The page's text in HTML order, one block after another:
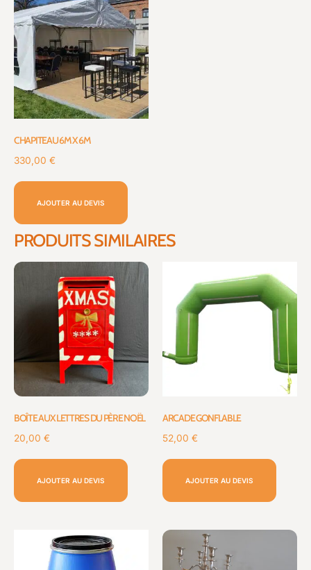
CHAPITEAU 6M X 6M
330,00 €
AJOUTER AU DEVIS
PRODUITS SIMILAIRES
BOÎTE AUX LETTRES DU PÈRE NOËL
20,00 €
AJOUTER AU DEVIS
ARCADE GONFLABLE
52,00 €
AJOUTER AU DEVIS